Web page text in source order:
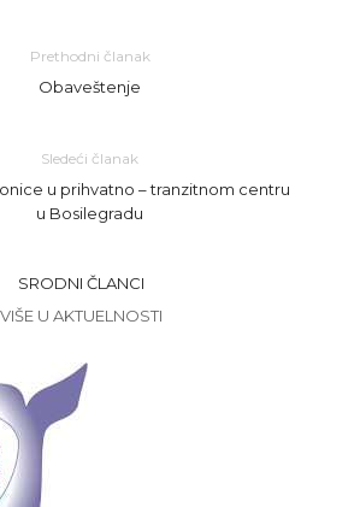
Prethodni članak
Obaveštenje
Sledeći članak
u prihvatno – tranzitnom centru
u Bosilegradu
SRODNI ČLANCI
VIŠE U AKTUELNOSTI